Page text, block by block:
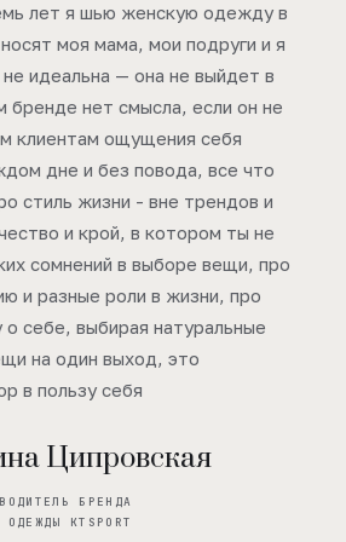
лет я шью женскую одежду в
моя мама, мои подруги и я
идеальна — она не выйдет в
нет смысла, если он не
клиентам ощущения себя
дне и без повода, все что
стиль жизни - вне трендов и
и крой, в котором ты не
сомнений в выборе вещи, про
и разные роли в жизни, про
о себе, выбирая натуральные
на один выход, это
в пользу себя
Ципровская
БРЕНДА
KTSPORT